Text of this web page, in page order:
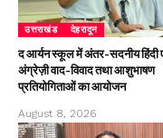
उत्तराखंड देहरादून
द आर्यन स्कूल में अंतर-सदनीय हिंदी
अंग्रेज़ी वाद-विवाद तथा आशुभाषण
प्रतियोगिताओं का आयोजन
August 8, 2026